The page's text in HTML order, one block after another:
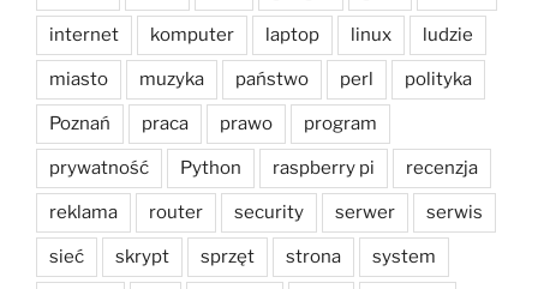
internet komputer laptop linux ludzie
miasto muzyka państwo perl polityka
Poznań praca prawo program
prywatność Python raspberry pi recenzja
reklama router security serwer serwis
sieć skrypt sprzęt strona system